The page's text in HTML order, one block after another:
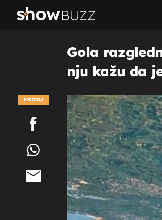
Gola
nju kažu da
PODIJELI
POGLEDAJ